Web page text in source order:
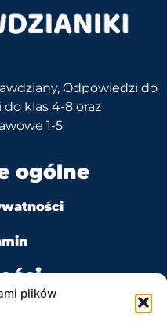
plików
Odpowiedzi do
klas 4-8 oraz
1-5
ogólne